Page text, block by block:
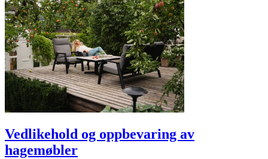
Vedlikehold og oppbevaring av
hagemøbler